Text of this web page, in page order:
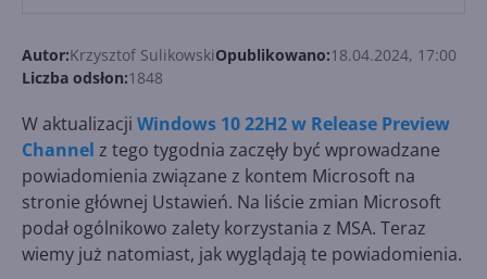
Autor:Krzysztof SulikowskiOpublikowano:18.04.2024, 17:00
Liczba odsłon:1848
W aktualizacji Windows 10 22H2 w Release Preview
Channel z tego tygodnia zaczęły być wprowadzane
powiadomienia związane z kontem Microsoft na
stronie głównej Ustawień. Na liście zmian Microsoft
podał ogólnikowo zalety korzystania z MSA. Teraz
wiemy już natomiast, jak wyglądają te powiadomienia.